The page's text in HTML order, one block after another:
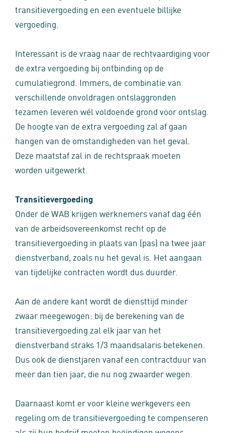
transitievergoeding en een eventuele billijke
vergoeding.
Interessant is de vraag naar de rechtvaardiging voor
de extra vergoeding bij ontbinding op de
cumulatiegrond. Immers, de combinatie van
verschillende onvoldragen ontslaggronden
tezamen leveren wél voldoende grond voor ontslag.
De hoogte van de extra vergoeding zal af gaan
hangen van de omstandigheden van het geval.
Deze maatstaf zal in de rechtspraak moeten
worden uitgewerkt.
Transitievergoeding
Onder de WAB krijgen werknemers vanaf dag één
van de arbeidsovereenkomst recht op de
transitievergoeding in plaats van (pas) na twee jaar
dienstverband, zoals nu het geval is. Het aangaan
van tijdelijke contracten wordt dus duurder.
Aan de andere kant wordt de diensttijd minder
zwaar meegewogen: bij de berekening van de
transitievergoeding zal elk jaar van het
dienstverband straks 1/3 maandsalaris betekenen.
Dus ook de dienstjaren vanaf een contractduur van
meer dan tien jaar, die nu nog zwaarder wegen.
Daarnaast komt er voor kleine werkgevers een
regeling om de transitievergoeding te compenseren